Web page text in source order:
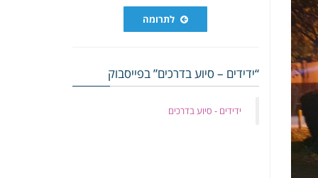
לתרומה
“ידידים – סיוע בדרכים” בפייסבוק
‏ידידים - סיוע בדרכים